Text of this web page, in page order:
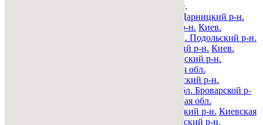
Запрос выполняется. Пожалуйта, подождите.
Киев. Дарницкий р-н.
Киев. Днепровский р-н. Киев.
Киев. Подольский р-н.
Киев. Соломенский р-н. Киев.
Киевская обл. Барышевский р-н.
Киевская обл.
Киевская обл. Бориспольский р-н.
Киевская обл. Броварской р-
Киевская обл.
Киевская обл. Вышгородский р-н. Киевская
Киевская обл. Иванковский р-н.